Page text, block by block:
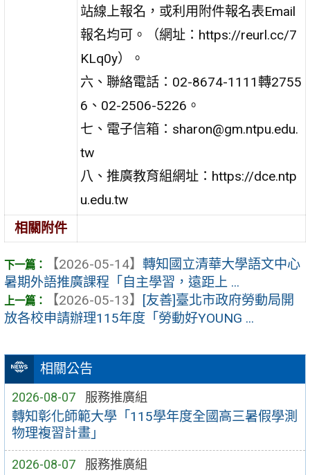
相關公告
2026-08-07 服務推廣組
轉知彰化師範大學「115學年度全國高三暑假學測
物理複習計畫」
2026-08-07 服務推廣組
站線上報名，或利用附件報名表Email
報名均可。（網址：https://reurl.cc/7
KLq0y）。
六、聯絡電話：02-8674-1111轉2755
6、02-2506-5226。
七、電子信箱：sharon@gm.ntpu.edu.
tw
八、推廣教育組網址：https://dce.ntp
u.edu.tw
相關附件
【2026-05-14】 轉知國立清華大學語文中心
暑期外語推廣課程「自主學習，遠距上 ...
【2026-05-13】 [友善]臺北市政府勞動局開
放各校申請辦理115年度「勞動好YOUNG ...